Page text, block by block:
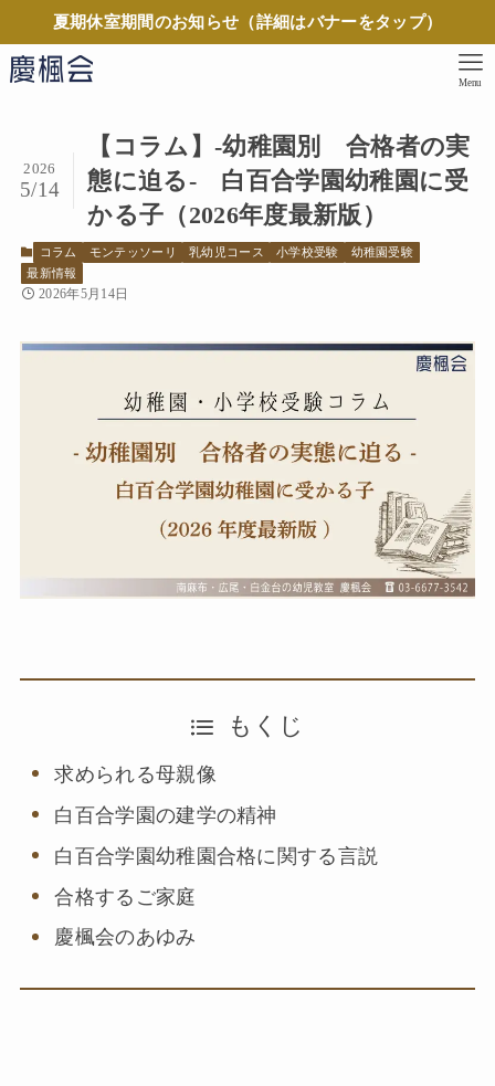
夏期休室期間のお知らせ（詳細はバナーをタップ）
Menu
【コラム】-幼稚園別 合格者の実
態に迫る- 白百合学園幼稚園に受
かる子（2026年度最新版）
2026
5/14
コラム モンテッソーリ 乳幼児コース 小学校受験
幼稚園受験
最新情報
2026年5月14日
もくじ
求められる母親像
白百合学園の建学の精神
白百合学園幼稚園合格に関する言説
合格するご家庭
慶楓会のあゆみ